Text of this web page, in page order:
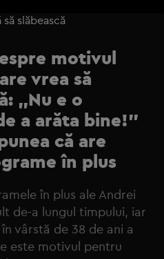
motivul
vrea să
„Nu e o
a arăta bine!”
că are
în plus
în plus ale Andrei
de-a lungul timpului, iar
vârstă de 38 de ani a
este motivul pentru